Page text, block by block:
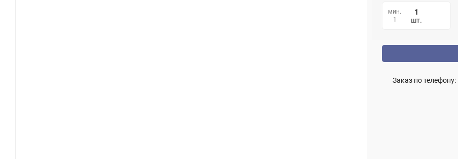
мин.
1
шт.
Заказ по телефону: